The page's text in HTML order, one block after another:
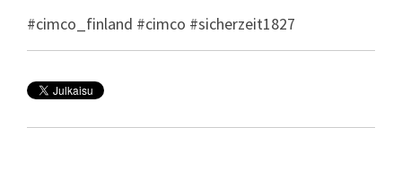
#cimco_finland #cimco #sicherzeit1827